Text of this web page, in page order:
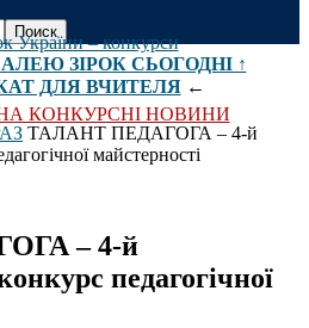
ЗІРОК СЬОГОДНІ ↑
ДЛЯ ВЧИТЕЛЯ←
КОНКУРСНІ НОВИНИ
ТАЛАНТ ПЕДАГОГА – 4-й
майстерності
– 4-й
педагогічної